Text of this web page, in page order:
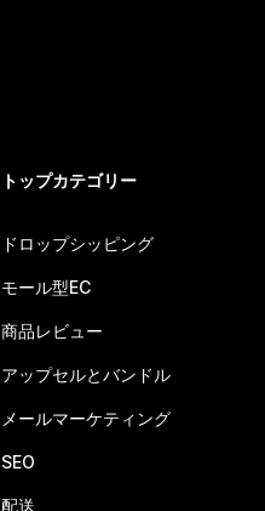
トップカテゴリー
ドロップシッピング
モール型EC
商品レビュー
アップセルとバンドル
メールマーケティング
SEO
配送